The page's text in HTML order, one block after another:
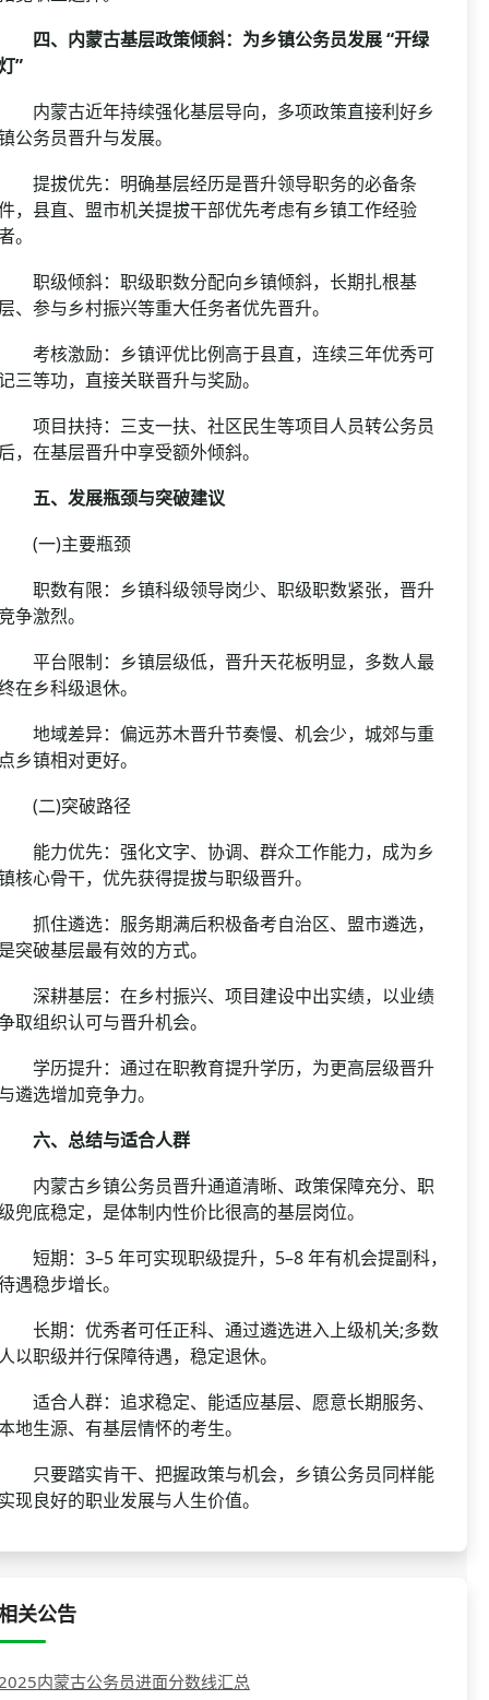
四、内蒙古基层政策倾斜：为乡镇公务员发展 “开绿
”
蒙古近年持续强化基层导向，多项政策直接利好乡
公务员晋升与发展。
拔优先：明确基层经历是晋升领导职务的必备条
，县直、盟市机关提拔干部优先考虑有乡镇工作经验
。
级倾斜：职级职数分配向乡镇倾斜，长期扎根基
、参与乡村振兴等重大任务者优先晋升。
核激励：乡镇评优比例高于县直，连续三年优秀可
三等功，直接关联晋升与奖励。
目扶持：三支一扶、社区民生等项目人员转公务员
，在基层晋升中享受额外倾斜。
五、发展瓶颈与突破建议
一)主要瓶颈
数有限：乡镇科级领导岗少、职级职数紧张，晋升
争激烈。
台限制：乡镇层级低，晋升天花板明显，多数人最
在乡科级退休。
域差异：偏远苏木晋升节奏慢、机会少，城郊与重
乡镇相对更好。
二)突破路径
力优先：强化文字、协调、群众工作能力，成为乡
核心骨干，优先获得提拔与职级晋升。
住遴选：服务期满后积极备考自治区、盟市遴选，
突破基层最有效的方式。
耕基层：在乡村振兴、项目建设中出实绩，以业绩
取组织认可与晋升机会。
历提升：通过在职教育提升学历，为更高层级晋升
遴选增加竞争力。
、总结与适合人群
蒙古乡镇公务员晋升通道清晰、政策保障充分、职
兜底稳定，是体制内性价比很高的基层岗位。
期：3–5 年可实现职级提升，5–8 年有机会提副科，
遇稳步增长。
期：优秀者可任正科、通过遴选进入上级机关;多数
以职级并行保障待遇，稳定退休。
合人群：追求稳定、能适应基层、愿意长期服务、
地生源、有基层情怀的考生。
要踏实肯干、把握政策与机会，乡镇公务员同样能
现良好的职业发展与人生价值。
关公告
内蒙古公务员进面分数线汇总